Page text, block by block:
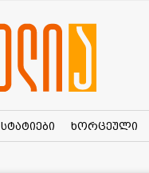
სტატიები ხორცეული